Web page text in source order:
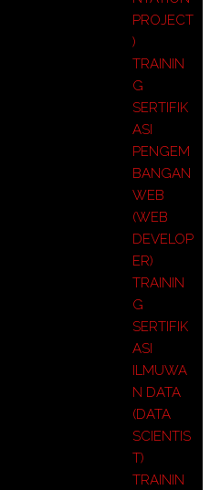
PROJECT
)
TRAININ
G
SERTIFIK
ASI
PENGEM
BANGAN
WEB
(WEB
DEVELOP
ER)
TRAININ
G
SERTIFIK
ASI
ILMUWA
N DATA
(DATA
SCIENTIS
T)
TRAININ